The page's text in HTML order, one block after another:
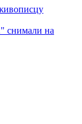
снимали на